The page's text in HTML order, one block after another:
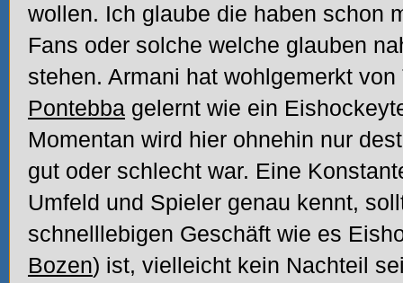
wollen. Ich glaube die haben schon
Fans oder solche welche glauben
stehen. Armani hat wohlgemerkt
Pontebba gelernt wie ein
Momentan wird hier ohnehin nur
gut oder schlecht war. Eine
Umfeld und Spieler genau kennt,
schnelllebigen Geschäft wie es
Bozen) ist, vielleicht kein Nachteil